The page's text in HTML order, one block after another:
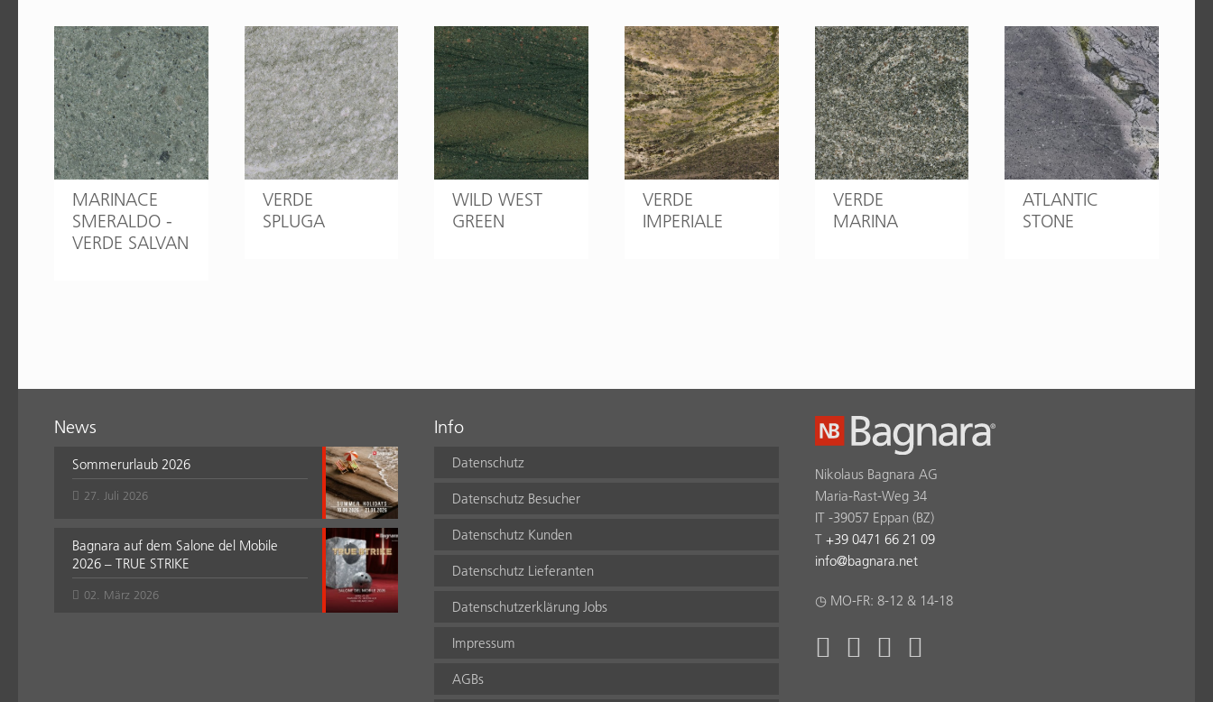
MARINACE
SMERALDO -
VERDE SALVAN
VERDE
SPLUGA
WILD WEST
GREEN
VERDE
IMPERIALE
VERDE
MARINA
ATLANTIC
STONE
News
Sommerurlaub 2026
27. Juli 2026
Bagnara auf dem Salone del Mobile
2026 – TRUE STRIKE
02. März 2026
Info
Datenschutz
Datenschutz Besucher
Datenschutz Kunden
Datenschutz Lieferanten
Datenschutzerklärung Jobs
Impressum
AGBs
Nikolaus Bagnara AG
Maria-Rast-Weg 34
IT -39057 Eppan (BZ)
T +39 0471 66 21 09
info@bagnara.net
◷ MO-FR: 8-12 & 14-18